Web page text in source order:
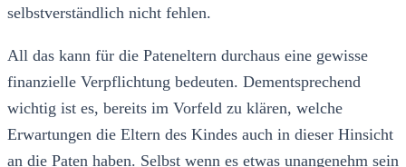
selbstverständlich nicht fehlen.
All das kann für die Pateneltern durchaus eine gewisse
finanzielle Verpflichtung bedeuten. Dementsprechend
wichtig ist es, bereits im Vorfeld zu klären, welche
Erwartungen die Eltern des Kindes auch in dieser Hinsicht
an die Paten haben. Selbst wenn es etwas unangenehm sein